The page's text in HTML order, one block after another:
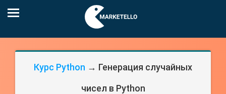
Курс Python → Генерация случайных
чисел в Python